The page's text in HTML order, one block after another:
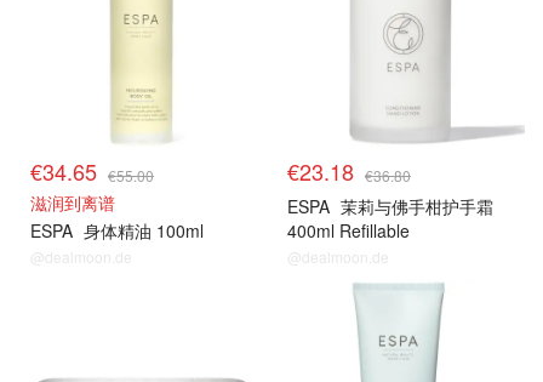
€34.65 €55.00
滋润到离谱
ESPA 身体精油 100ml
@dealmoon.de
€23.18 €36.80
ESPA 茉莉与佛手柑护手霜
400ml Refillable
@dealmoon.de